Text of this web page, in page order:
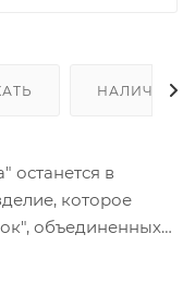
НАЛИЧИЕ
останется в
которое
объединенных